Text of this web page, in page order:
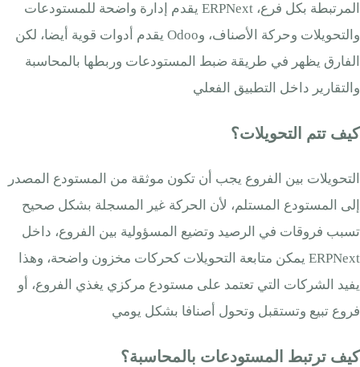
المرتبطة بكل فرع، ERPNext يقدم إدارة واضحة للمستودعات
والتحويلات وحركة الأصناف، وOdoo يقدم أدوات قوية أيضا، لكن
الفارق يظهر في طريقة ضبط المستودعات وربطها بالمحاسبة
والتقارير داخل التطبيق الفعلي
كيف تتم التحويلات؟
التحويلات بين الفروع يجب أن تكون موثقة من المستودع المصدر
إلى المستودع المستلم، لأن الحركة غير المسجلة بشكل صحيح
تسبب فروقات في الرصيد وتضيع المسؤولية بين الفروع، داخل
ERPNext يمكن متابعة التحويلات كحركات مخزون واضحة، وهذا
يفيد الشركات التي تعتمد على مستودع مركزي يغذي الفروع، أو
فروع تبيع وتستقبل وتحول أصنافا بشكل يومي
كيف ترتبط المستودعات بالمحاسبة؟